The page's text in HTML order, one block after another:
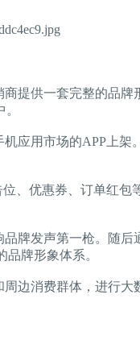
提供一套完整的品
应用市场的APP上架
、优惠券、订单红包
牌发声第一枪。随
牌形象体系。
边消费群体，进行